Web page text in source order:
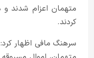
کردند.
سرهنگ مافی اظهار